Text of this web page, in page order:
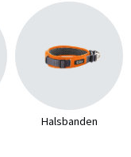
Halsbanden